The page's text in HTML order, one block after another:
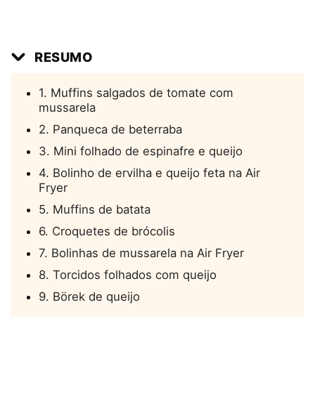
RESUMO
1. Muffins salgados de tomate com
mussarela
2. Panqueca de beterraba
3. Mini folhado de espinafre e queijo
4. Bolinho de ervilha e queijo feta na Air
Fryer
5. Muffins de batata
6. Croquetes de brócolis
7. Bolinhas de mussarela na Air Fryer
8. Torcidos folhados com queijo
9. Börek de queijo